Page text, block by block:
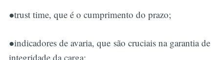
●trust time, que é o cumprimento do prazo;
●indicadores de avaria, que são cruciais na garantia de
integridade da carga;